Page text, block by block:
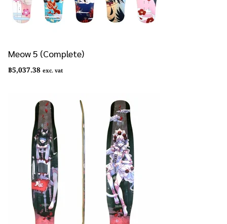
Meow 5 (Complete)
฿5,037.38 exc. vat